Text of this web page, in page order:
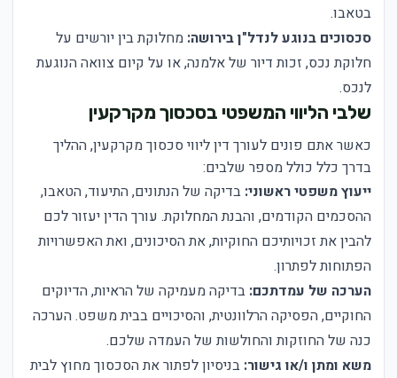
בטאבו.
סכסוכים בנוגע לנדל"ן בירושה: מחלוקת בין יורשים על
חלוקת נכס, זכות דיור של אלמנה, או על קיום צוואה הנוגעת
לנכס.
שלבי הליווי המשפטי בסכסוך מקרקעין
כאשר אתם פונים לעורך דין ליווי סכסוך מקרקעין, ההליך
בדרך כלל כולל מספר שלבים:
ייעוץ משפטי ראשוני: בדיקה של הנתונים, התיעוד, הטאבו,
ההסכמים הקודמים, והבנת המחלוקת. עורך הדין יעזור לכם
להבין את זכויותיכם החוקיות, את הסיכונים, ואת האפשרויות
הפתוחות לפתרון.
הערכה של עמדתכם: בדיקה מעמיקה של הראיות, הדיוקים
החוקיים, הפסיקה הרלוונטית, והסיכויים בבית משפט. הערכה
כנה של החוזקות והחולשות של העמדה שלכם.
משא ומתן ו/או גישור: בניסיון לפתור את הסכסוך מחוץ לבית